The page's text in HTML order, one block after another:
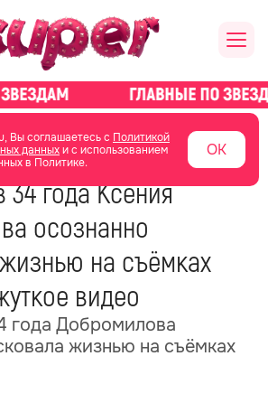
Вы соглашаетесь с Политикой
данныхи с использованием
в Политике.
ОК
о звездах новости
года Ксения
осознанно
на съёмках
видео
года Добромилова
жизнью на съёмках